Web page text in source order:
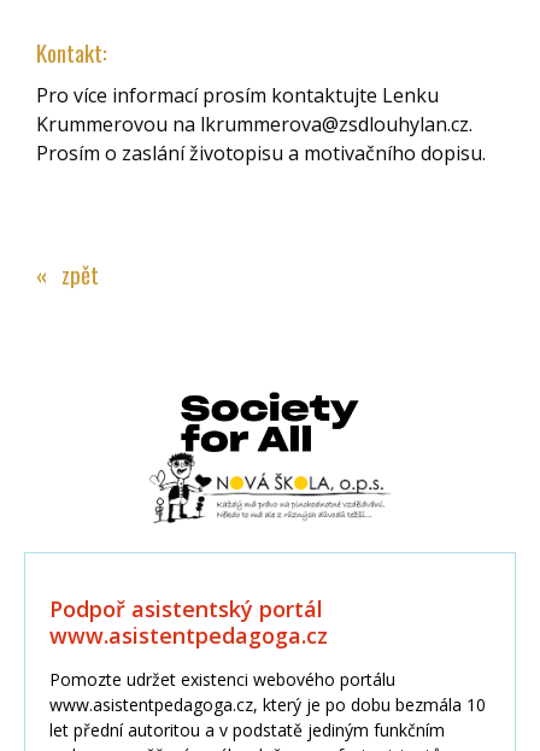
Kontakt:
Pro více informací prosím kontaktujte Lenku
Krummerovou na lkrummerova@zsdlouhylan.cz.
Prosím o zaslání životopisu a motivačního dopisu.
« zpět